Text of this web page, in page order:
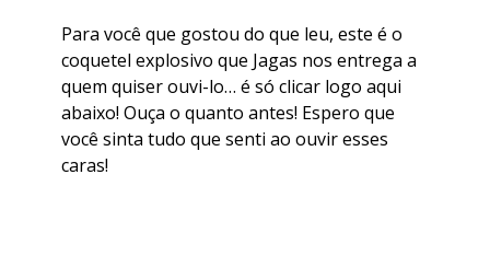
Para você que gostou do que leu, este é o
coquetel explosivo que Jagas nos entrega a
quem quiser ouvi-lo… é só clicar logo aqui
abaixo! Ouça o quanto antes! Espero que
você sinta tudo que senti ao ouvir esses
caras!